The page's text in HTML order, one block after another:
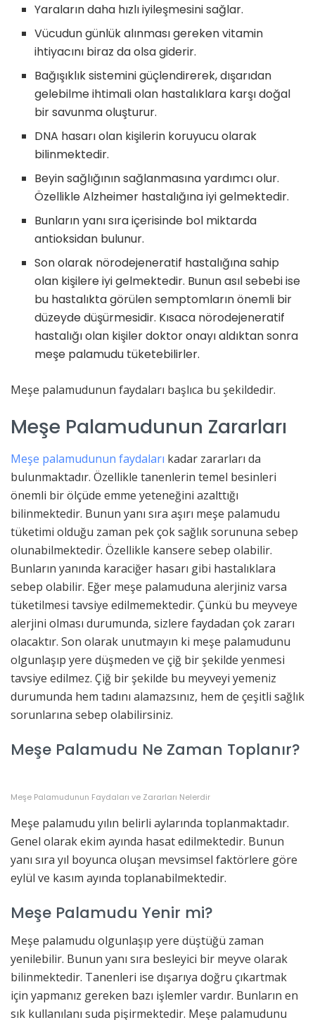
Yaraların daha hızlı iyileşmesini sağlar.
Vücudun günlük alınması gereken vitamin
ihtiyacını biraz da olsa giderir.
Bağışıklık sistemini güçlendirerek, dışarıdan
gelebilme ihtimali olan hastalıklara karşı doğal
bir savunma oluşturur.
DNA hasarı olan kişilerin koruyucu olarak
bilinmektedir.
Beyin sağlığının sağlanmasına yardımcı olur.
Özellikle Alzheimer hastalığına iyi gelmektedir.
Bunların yanı sıra içerisinde bol miktarda
antioksidan bulunur.
Son olarak nörodejeneratif hastalığına sahip
olan kişilere iyi gelmektedir. Bunun asıl sebebi ise
bu hastalıkta görülen semptomların önemli bir
düzeyde düşürmesidir. Kısaca nörodejeneratif
hastalığı olan kişiler doktor onayı aldıktan sonra
meşe palamudu tüketebilirler.
Meşe palamudunun faydaları başlıca bu şekildedir.
Meşe Palamudunun Zararları
Meşe palamudunun faydaları kadar zararları da
bulunmaktadır. Özellikle tanenlerin temel besinleri
önemli bir ölçüde emme yeteneğini azalttığı
bilinmektedir. Bunun yanı sıra aşırı meşe palamudu
tüketimi olduğu zaman pek çok sağlık sorununa sebep
olunabilmektedir. Özellikle kansere sebep olabilir.
Bunların yanında karaciğer hasarı gibi hastalıklara
sebep olabilir. Eğer meşe palamuduna alerjiniz varsa
tüketilmesi tavsiye edilmemektedir. Çünkü bu meyveye
alerjini olması durumunda, sizlere faydadan çok zararı
olacaktır. Son olarak unutmayın ki meşe palamudunu
olgunlaşıp yere düşmeden ve çiğ bir şekilde yenmesi
tavsiye edilmez. Çiğ bir şekilde bu meyveyi yemeniz
durumunda hem tadını alamazsınız, hem de çeşitli sağlık
sorunlarına sebep olabilirsiniz.
Meşe Palamudu Ne Zaman Toplanır?
Meşe Palamudunun Faydaları ve Zararları Nelerdir
Meşe palamudu yılın belirli aylarında toplanmaktadır.
Genel olarak ekim ayında hasat edilmektedir. Bunun
yanı sıra yıl boyunca oluşan mevsimsel faktörlere göre
eylül ve kasım ayında toplanabilmektedir.
Meşe Palamudu Yenir mi?
Meşe palamudu olgunlaşıp yere düştüğü zaman
yenilebilir. Bunun yanı sıra besleyici bir meyve olarak
bilinmektedir. Tanenleri ise dışarıya doğru çıkartmak
için yapmanız gereken bazı işlemler vardır. Bunların en
sık kullanılanı suda pişirmektedir. Meşe palamudunu